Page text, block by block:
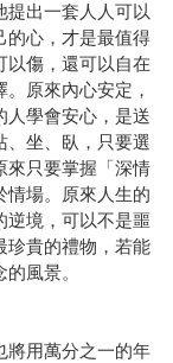
提出一套人人可以
的心，才是最值得
以傷，還可以自在
原來內心安定，
人學會安心，是送
、坐、臥，只要選
來只要掌握「深情
情場。原來人生的
逆境，可以不是噩
珍貴的禮物，若能
風景。
將用萬分之一的年